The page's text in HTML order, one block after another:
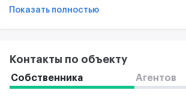
транспортная доступность к таким
Показать полностью
Контакты по объекту
Собственника Агентов